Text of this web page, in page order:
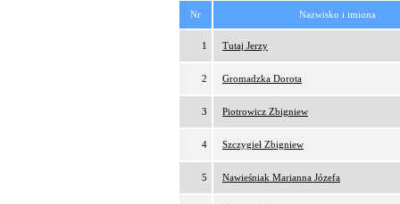
Nr Nazwisko i imiona
1 Tutaj Jerzy
2 Gromadzka Dorota
3 Piotrowicz Zbigniew
4 Szczygieł Zbigniew
5 Nawieśniak Marianna Józefa